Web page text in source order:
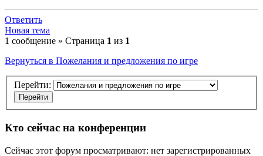
Ответить
Новая тема
1 сообщение » Страница 1 из 1
Вернуться в Пожелания и предложения по игре
Перейти:
Кто сейчас на конференции
Сейчас этот форум просматривают: нет зарегистрированных